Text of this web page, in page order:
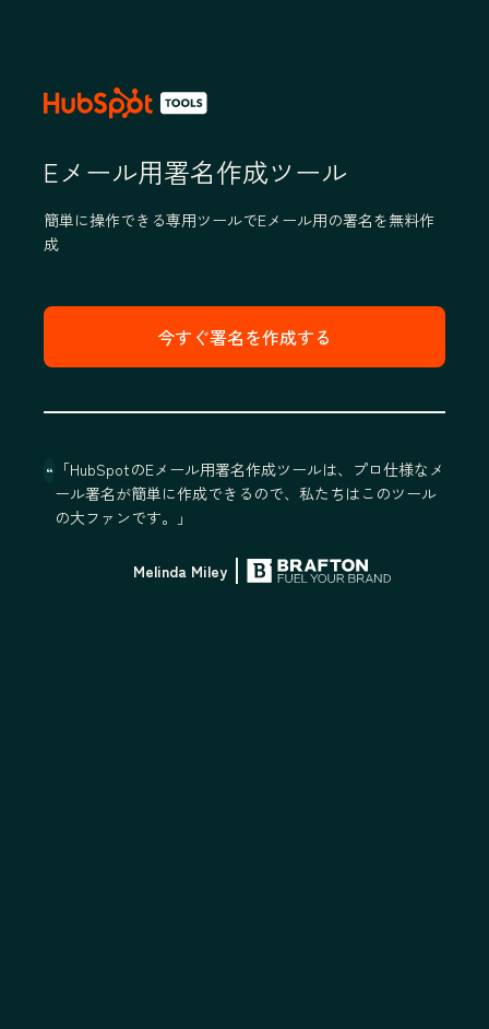
Eメール用署名作成ツール
簡単に操作できる専用ツールでEメール用の署名を無料作
成
今すぐ署名を作成する
「HubSpotのEメール用署名作成ツールは、プロ仕様なメ
ール署名が簡単に作成できるので、私たちはこのツール
の大ファンです。」
Melinda Miley